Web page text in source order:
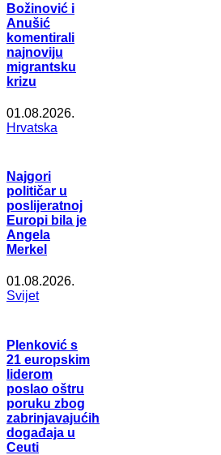
Božinović i
Anušić
komentirali
najnoviju
migrantsku
krizu
01.08.2026.
Hrvatska
Najgori
političar u
poslijeratnoj
Europi bila je
Angela
Merkel
01.08.2026.
Svijet
Plenković s
21 europskim
liderom
poslao oštru
poruku zbog
zabrinjavajućih
događaja u
Ceuti